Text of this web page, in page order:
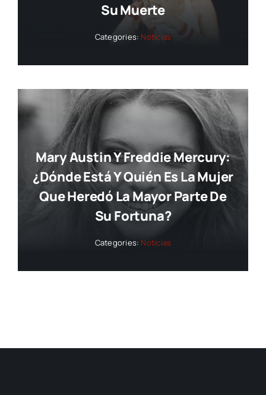
Su Muerte
Categories: Noticias
Mary Austin Y Freddie Mercury:
¿dónde Está Y Quién Es La Mujer
Que Heredó La Mayor Parte De
Su Fortuna?
Categories: Noticias